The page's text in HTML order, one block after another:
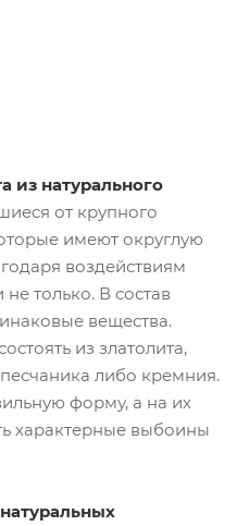
из натурального
от крупного
имеют округлую
воздействиям
только. В состав
вещества.
из златолита,
либо кремния.
форму, а на их
характерные выбоины